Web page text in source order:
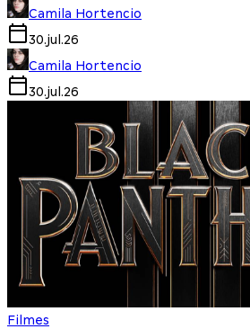
Camila Hortencio
30.jul.26
Camila Hortencio
30.jul.26
Filmes